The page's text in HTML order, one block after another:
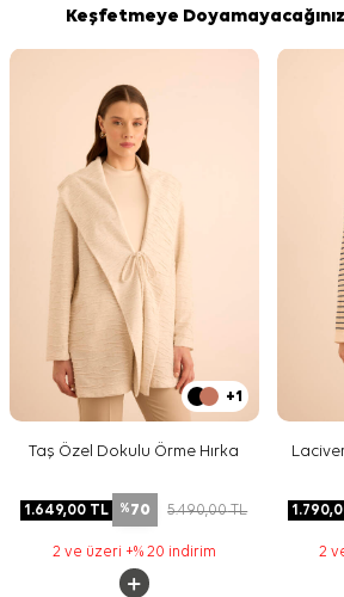
Keşfetmeye
+1
Taş Özel Dokulu Örme Hırka
1.649,00 TL %70 5.490,00TL
2 ve üzeri +% 20 indirim 2